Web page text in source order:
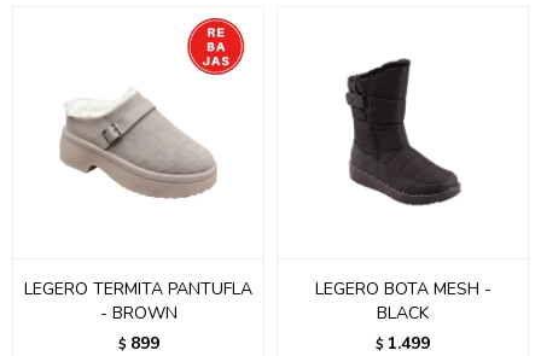
LEGERO TERMITA PANTUFLA
- BROWN
$ 899
LEGERO BOTA MESH -
BLACK
$ 1.499